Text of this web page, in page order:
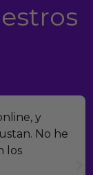
y
No he
los